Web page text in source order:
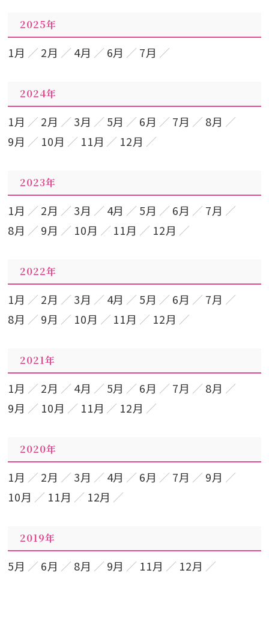
2025年
1月 2月 4月 6月 7月
2024年
1月 2月 3月 5月 6月 7月
8月
9月
10月 11月 12月
2023年
1月 2月 3月 4月 5月 6月
7月
8月
9月 10月 11月 12月
2022年
1月 2月 3月 4月 5月 6月
7月
8月
9月 10月 11月 12月
2021年
1月 2月 4月 5月 6月 7月
8月
9月
10月 11月 12月
2020年
1月 2月 3月 4月 6月 7月
9月
10月
11月 12月
2019年
5月 6月 8月 9月 11月 12月